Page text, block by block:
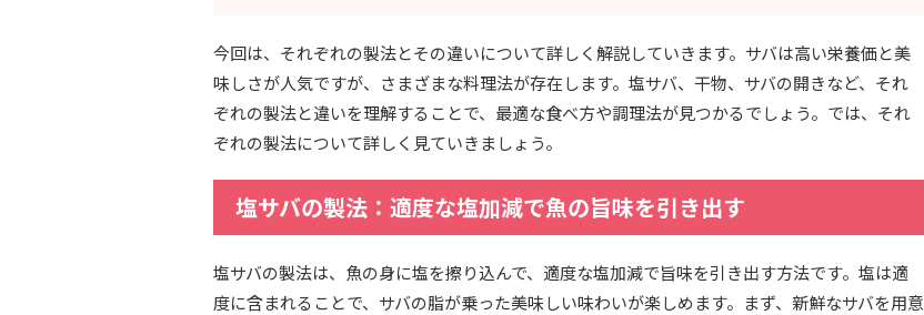
今回は、それぞれの製法とその違いについて詳しく解説していきます。サバは高い栄養価と美
味しさが人気ですが、さまざまな料理法が存在します。塩サバ、干物、サバの開きなど、それ
ぞれの製法と違いを理解することで、最適な食べ方や調理法が見つかるでしょう。では、それ
ぞれの製法について詳しく見ていきましょう。
塩サバの製法：適度な塩加減で魚の旨味を引き出す
塩サバの製法は、魚の身に塩を擦り込んで、適度な塩加減で旨味を引き出す方法です。塩は適
度に含まれることで、サバの脂が乗った美味しい味わいが楽しめます。まず、新鮮なサバを用意